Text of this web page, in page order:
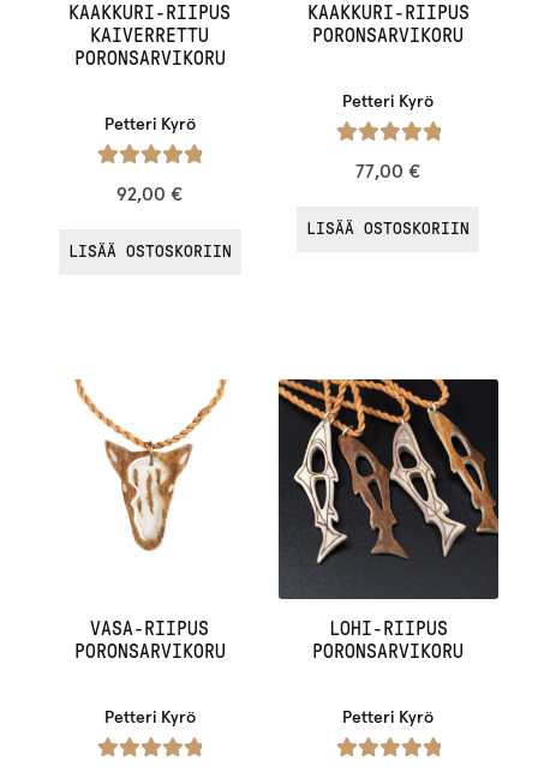
KAAKKURI-RIIPUS
KAIVERRETTU
PORONSARVIKORU
Petteri Kyrö
5.00/ 5
92,00€
LISÄÄ OSTOSKORIIN
KAAKKURI-RIIPUS
PORONSARVIKORU
Petteri Kyrö
5.00/ 5
77,00€
LISÄÄ OSTOSKORIIN
VASA-RIIPUS
PORONSARVIKORU
Petteri Kyrö
LOHI-RIIPUS
PORONSARVIKORU
Petteri Kyrö